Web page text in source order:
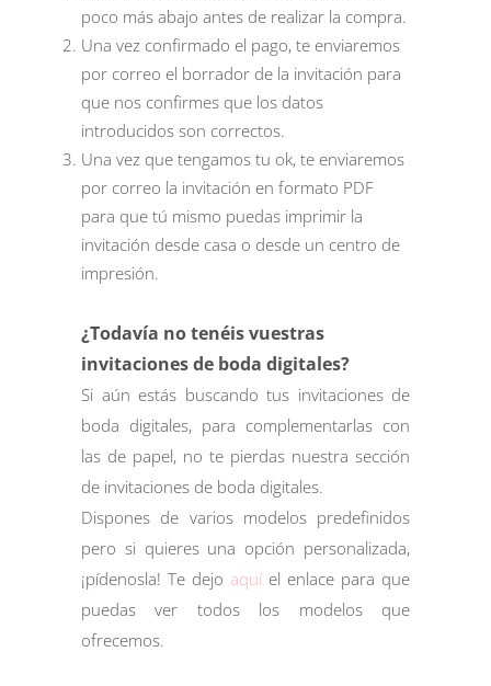
poco más abajo antes de realizar la compra.
Una vez confirmado el pago, te enviaremos
por correo el borrador de la invitación para
que nos confirmes que los datos
introducidos son correctos.
Una vez que tengamos tu ok, te enviaremos
por correo la invitación en formato PDF
para que tú mismo puedas imprimir la
invitación desde casa o desde un centro de
impresión.
¿Todavía no tenéis vuestras
invitaciones de boda digitales?
Si aún estás buscando tus invitaciones de
boda digitales, para complementarlas con
las de papel, no te pierdas nuestra sección
de invitaciones de boda digitales.
Dispones de varios modelos predefinidos
pero si quieres una opción personalizada,
¡pídenosla! Te dejo aquíel enlace para que
puedas ver todos los modelos que
ofrecemos.